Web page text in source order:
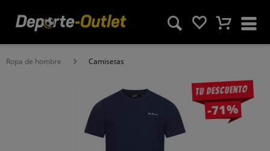
Ropa de hombre Camisetas
Tu descuento
-71%